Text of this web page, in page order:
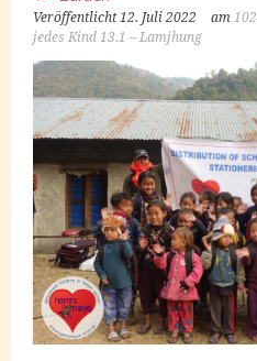
Veröffentlicht12. Juli 2022 am
jedes Kind 13.1 – Lamjhung